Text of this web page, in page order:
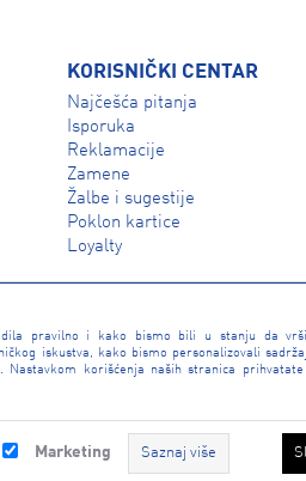
pravilno i kako bismo bili u stanju da
iskustva, kako bismo personalizovali
korišćenja naših stranica prihvatate
Marketing Saznaj više
KORISNIČKI CENTAR
Najčešća pitanja
Isporuka
Reklamacije
Zamene
Žalbe i sugestije
Poklon kartice
Loyalty